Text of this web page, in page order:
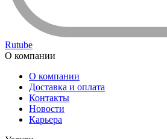
Rutube
О компании
О компании
Доставка и оплата
Контакты
Новости
Карьера